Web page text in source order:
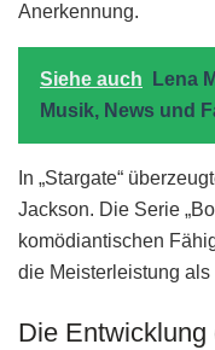
Anerkennung.
Siehe auch
Lena
Musik, News und
In „Stargate“
Jackson. Die Serie
komödiantischen
die Meisterleistung
Die